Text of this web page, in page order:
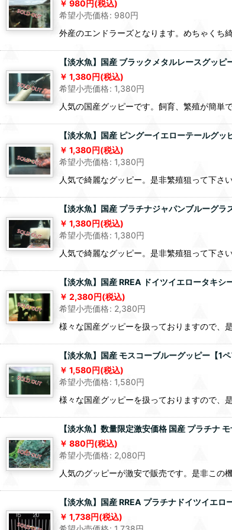
980 円(税込)
希望小売価格: 980円
外産のエンドラーズとなります。めちゃくち
【淡水魚】国産 ブラックメタルレースグッ
1,380円(税込)
希望小売価格: 1,380円
人気の国産グッピーです。飼育、繁殖が簡単で
【淡水魚】国産 ピングーイエローテールグ
1,380円(税込)
希望小売価格: 1,380円
人気で綺麗なグッピー。是非繁殖狙って下さい
【淡水魚】国産 プラチナジャパンブルーグ
1,380円(税込)
希望小売価格: 1,380円
人気で綺麗なグッピー。是非繁殖狙って下さい
【淡水魚】国産 RREA ドイツイエロータキ
2,380円(税込)
希望小売価格: 2,380円
様々な国産グッピーを扱っておりますので、
【淡水魚】国産 モスコーブルーグッピー【
1,580円(税込)
希望小売価格: 1,580円
様々な国産グッピーを扱っておりますので、
【淡水魚】数量限定激安価格 国産 プラチナ
880円(税込)
希望小売価格: 2,080円
人気のグッピーが激安で販売です。是非この
【淡水魚】国産 RREA プラチナドイツイエ
1,738円(税込)